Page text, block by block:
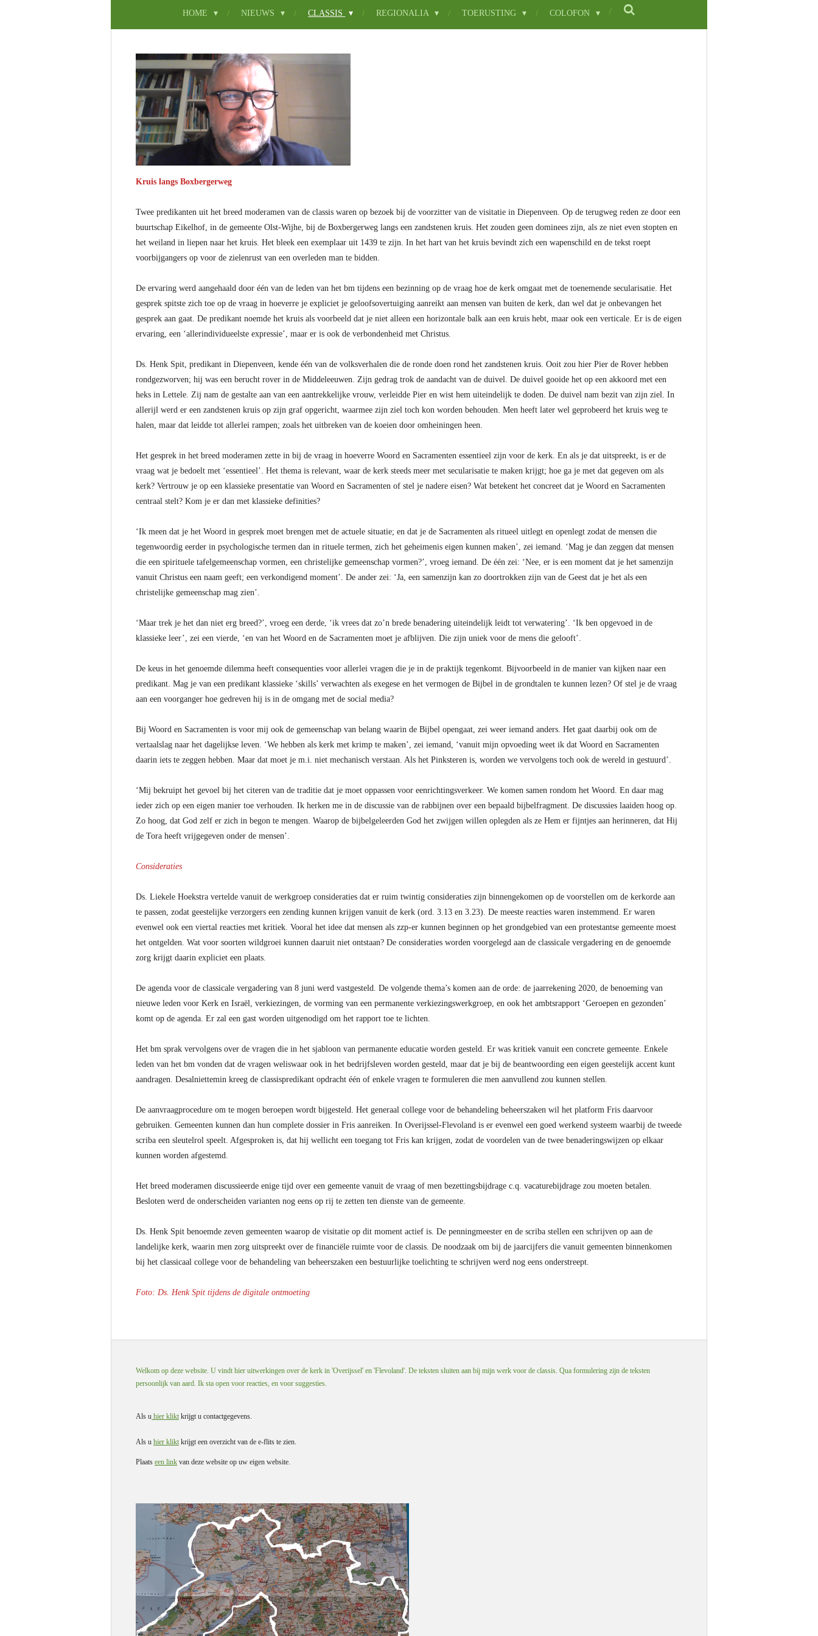
HOME NIEUWS CLASSIS REGIONALIA TOERUSTING COLOFON
Kruis langs Boxbergerweg
Twee predikanten uit het breed moderamen van de classis waren op bezoek bij de voorzitter van de visitatie in Diepenveen. Op de terugweg reden ze door een
buurtschap Eikelhof, in de gemeente Olst-Wijhe, bij de Boxbergerweg langs een zandstenen kruis. Het zouden geen dominees zijn, als ze niet even stopten en
het weiland in liepen naar het kruis. Het bleek een exemplaar uit 1439 te zijn. In het hart van het kruis bevindt zich een wapenschild en de tekst roept
voorbijgangers op voor de zielenrust van een overleden man te bidden.
De ervaring werd aangehaald door één van de leden van het bm tijdens een bezinning op de vraag hoe de kerk omgaat met de toenemende secularisatie. Het
gesprek spitste zich toe op de vraag in hoeverre je expliciet je geloofsovertuiging aanreikt aan mensen van buiten de kerk, dan wel dat je onbevangen het
gesprek aan gaat. De predikant noemde het kruis als voorbeeld dat je niet alleen een horizontale balk aan een kruis hebt, maar ook een verticale. Er is de eigen
ervaring, een ‘allerindividueelste expressie’, maar er is ook de verbondenheid met Christus.
Ds. Henk Spit, predikant in Diepenveen, kende één van de volksverhalen die de ronde doen rond het zandstenen kruis. Ooit zou hier Pier de Rover hebben
rondgezworven; hij was een berucht rover in de Middeleeuwen. Zijn gedrag trok de aandacht van de duivel. De duivel gooide het op een akkoord met een
heks in Lettele. Zij nam de gestalte aan van een aantrekkelijke vrouw, verleidde Pier en wist hem uiteindelijk te doden. De duivel nam bezit van zijn ziel. In
allerijl werd er een zandstenen kruis op zijn graf opgericht, waarmee zijn ziel toch kon worden behouden. Men heeft later wel geprobeerd het kruis weg te
halen, maar dat leidde tot allerlei rampen; zoals het uitbreken van de koeien door omheiningen heen.
Het gesprek in het breed moderamen zette in bij de vraag in hoeverre Woord en Sacramenten essentieel zijn voor de kerk. En als je dat uitspreekt, is er de
vraag wat je bedoelt met ‘essentieel’. Het thema is relevant, waar de kerk steeds meer met secularisatie te maken krijgt; hoe ga je met dat gegeven om als
kerk? Vertrouw je op een klassieke presentatie van Woord en Sacramenten of stel je nadere eisen? Wat betekent het concreet dat je Woord en Sacramenten
centraal stelt? Kom je er dan met klassieke definities?
‘Ik meen dat je het Woord in gesprek moet brengen met de actuele situatie; en dat je de Sacramenten als ritueel uitlegt en openlegt zodat de mensen die
tegenwoordig eerder in psychologische termen dan in rituele termen, zich het geheimenis eigen kunnen maken’, zei iemand. ‘Mag je dan zeggen dat mensen
die een spirituele tafelgemeenschap vormen, een christelijke gemeenschap vormen?’, vroeg iemand. De één zei: ‘Nee, er is een moment dat je het samenzijn
vanuit Christus een naam geeft; een verkondigend moment’. De ander zei: ‘Ja, een samenzijn kan zo doortrokken zijn van de Geest dat je het als een
christelijke gemeenschap mag zien’.
‘Maar trek je het dan niet erg breed?’, vroeg een derde, ‘ik vrees dat zo’n brede benadering uiteindelijk leidt tot verwatering’. ‘Ik ben opgevoed in de
klassieke leer’, zei een vierde, ‘en van het Woord en de Sacramenten moet je afblijven. Die zijn uniek voor de mens die gelooft’.
De keus in het genoemde dilemma heeft consequenties voor allerlei vragen die je in de praktijk tegenkomt. Bijvoorbeeld in de manier van kijken naar een
predikant. Mag je van een predikant klassieke ‘skills’ verwachten als exegese en het vermogen de Bijbel in de grondtalen te kunnen lezen? Of stel je de vraag
aan een voorganger hoe gedreven hij is in de omgang met de social media?
Bij Woord en Sacramenten is voor mij ook de gemeenschap van belang waarin de Bijbel opengaat, zei weer iemand anders. Het gaat daarbij ook om de
vertaalslag naar het dagelijkse leven. ‘We hebben als kerk met krimp te maken’, zei iemand, ‘vanuit mijn opvoeding weet ik dat Woord en Sacramenten
daarin iets te zeggen hebben. Maar dat moet je m.i. niet mechanisch verstaan. Als het Pinksteren is, worden we vervolgens toch ook de wereld in gestuurd’.
‘Mij bekruipt het gevoel bij het citeren van de traditie dat je moet oppassen voor eenrichtingsverkeer. We komen samen rondom het Woord. En daar mag
ieder zich op een eigen manier toe verhouden. Ik herken me in de discussie van de rabbijnen over een bepaald bijbelfragment. De discussies laaiden hoog op.
Zo hoog, dat God zelf er zich in begon te mengen. Waarop de bijbelgeleerden God het zwijgen willen oplegden als ze Hem er fijntjes aan herinneren, dat Hij
de Tora heeft vrijgegeven onder de mensen’.
Consideraties
Ds. Liekele Hoekstra vertelde vanuit de werkgroep consideraties dat er ruim twintig consideraties zijn binnengekomen op de voorstellen om de kerkorde aan
te passen, zodat geestelijke verzorgers een zending kunnen krijgen vanuit de kerk (ord. 3.13 en 3.23). De meeste reacties waren instemmend. Er waren
evenwel ook een viertal reacties met kritiek. Vooral het idee dat mensen als zzp-er kunnen beginnen op het grondgebied van een protestantse gemeente moest
het ontgelden. Wat voor soorten wildgroei kunnen daaruit niet ontstaan? De consideraties worden voorgelegd aan de classicale vergadering en de genoemde
zorg krijgt daarin expliciet een plaats.
De agenda voor de classicale vergadering van 8 juni werd vastgesteld. De volgende thema’s komen aan de orde: de jaarrekening 2020, de benoeming van
nieuwe leden voor Kerk en Israël, verkiezingen, de vorming van een permanente verkiezingswerkgroep, en ook het ambtsrapport ‘Geroepen en gezonden’
komt op de agenda. Er zal een gast worden uitgenodigd om het rapport toe te lichten.
Het bm sprak vervolgens over de vragen die in het sjabloon van permanente educatie worden gesteld. Er was kritiek vanuit een concrete gemeente. Enkele
leden van het bm vonden dat de vragen weliswaar ook in het bedrijfsleven worden gesteld, maar dat je bij de beantwoording een eigen geestelijk accent kunt
aandragen. Desalniettemin kreeg de classispredikant opdracht één of enkele vragen te formuleren die men aanvullend zou kunnen stellen.
De aanvraagprocedure om te mogen beroepen wordt bijgesteld. Het generaal college voor de behandeling beheerszaken wil het platform Fris daarvoor
gebruiken. Gemeenten kunnen dan hun complete dossier in Fris aanreiken. In Overijssel-Flevoland is er evenwel een goed werkend systeem waarbij de tweede
scriba een sleutelrol speelt. Afgesproken is, dat hij wellicht een toegang tot Fris kan krijgen, zodat de voordelen van de twee benaderingswijzen op elkaar
kunnen worden afgestemd.
Het breed moderamen discussieerde enige tijd over een gemeente vanuit de vraag of men bezettingsbijdrage c.q. vacaturebijdrage zou moeten betalen.
Besloten werd de onderscheiden varianten nog eens op rij te zetten ten dienste van de gemeente.
Ds. Henk Spit benoemde zeven gemeenten waarop de visitatie op dit moment actief is. De penningmeester en de scriba stellen een schrijven op aan de
landelijke kerk, waarin men zorg uitspreekt over de financiële ruimte voor de classis. De noodzaak om bij de jaarcijfers die vanuit gemeenten binnenkomen
bij het classicaal college voor de behandeling van beheerszaken een bestuurlijke toelichting te schrijven werd nog eens onderstreept.
Foto: Ds. Henk Spit tijdens de digitale ontmoeting
Welkom op deze website. U vindt hier uitwerkingen over de kerk in 'Overijssel' en 'Flevoland'. De teksten sluiten aan bij mijn werk voor de classis. Qua formulering zijn de teksten
persoonlijk van aard. Ik sta open voor reacties, en voor suggesties.
Als u hier klikt krijgt u contactgegevens.
Als u hier klikt krijgt een overzicht van de e-flits te zien.
Plaats een link van deze website op uw eigen website.